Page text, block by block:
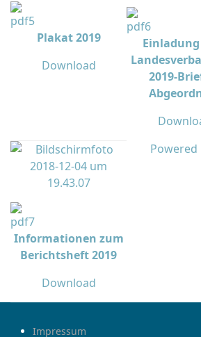
Plakat 2019
Download
2019-
Informationen zum
Berichtsheft 2019
Download
Impressum